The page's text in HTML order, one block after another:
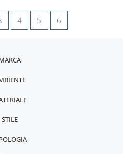
STILE
4 5 6